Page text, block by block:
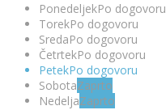
PonedeljekPo dogovoru
TorekPo dogovoru
SredaPo dogovoru
ČetrtekPo dogovoru
PetekPo dogovoru
SobotaZaprto
NedeljaZaprto